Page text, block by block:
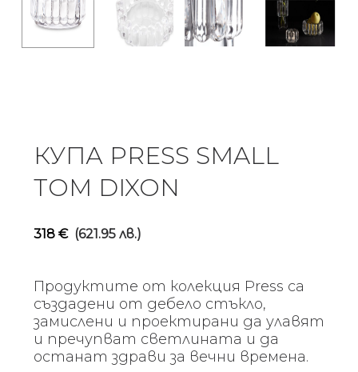
КУПА PRESS SMALL
TOM DIXON
318 € (621.95 лв.)
Продуктите от колекция Press са
създадени от дебело стъкло,
замислени и проектирани да улавят
и пречупват светлината и да
останат здрави за вечни времена.